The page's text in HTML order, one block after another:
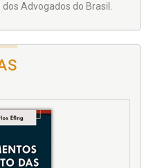
Advogados do Brasil.